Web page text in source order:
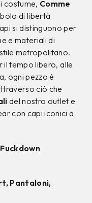
costume, Comme
di libertà
si distinguono per
e materiali di
metropolitano.
tempo libero, alle
ogni pezzo è
ciò che
del nostro outlet e
con capi iconici a
Pantaloni,